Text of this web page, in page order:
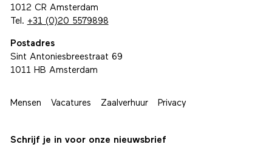
1012 CR Amsterdam
Tel. +31 (0)20 5579898
Postadres
Sint Antoniesbreestraat 69
1011 HB Amsterdam
Mensen Vacatures Zaalverhuur Privacy
Schrijf je in voor onze nieuwsbrief